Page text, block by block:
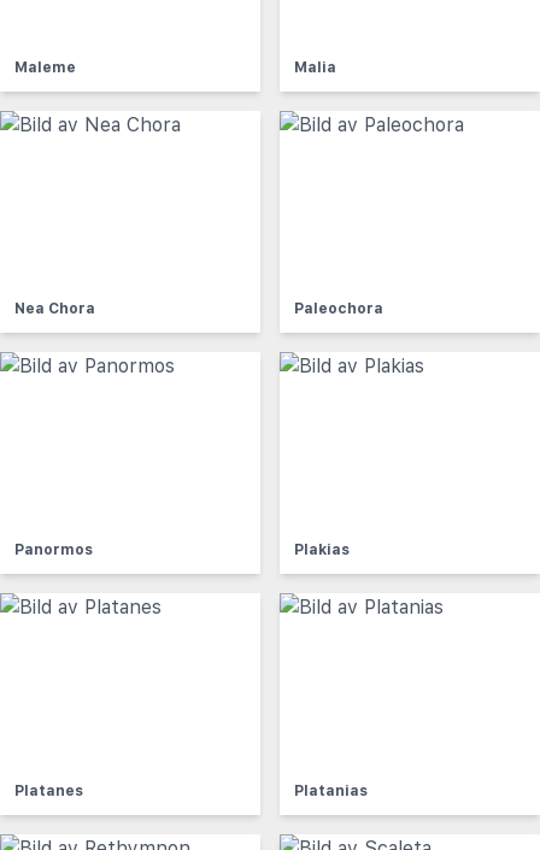
Maleme Malia
Nea Chora Paleochora
Panormos Plakias
Platanes Platanias